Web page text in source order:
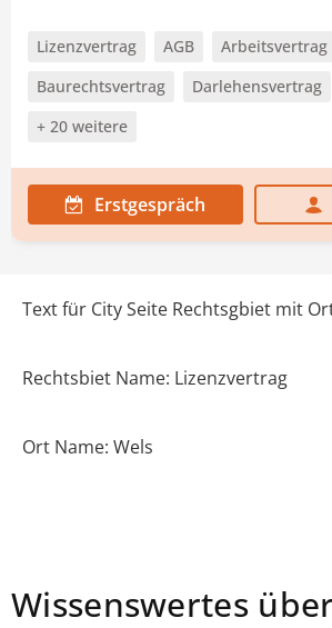
Lizenzvertrag AGB
Arbeitsvertrag
Baurechtsvertrag
Darlehensvertrag
+ 20 weitere
Erstgespräch
Text für City Seite Rechtsgbiet mit
Rechtsbiet Name: Lizenzvertrag
Ort Name: Wels
Wissenswertes